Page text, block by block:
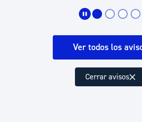
Ver todos los
Cerrar avisos